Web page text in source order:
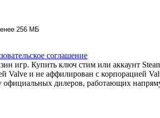
256 МБ
соглашение
игр. Купить ключ стим или аккаунт
Valve и не аффилирован с корпорацией
официальных дилеров, работающих